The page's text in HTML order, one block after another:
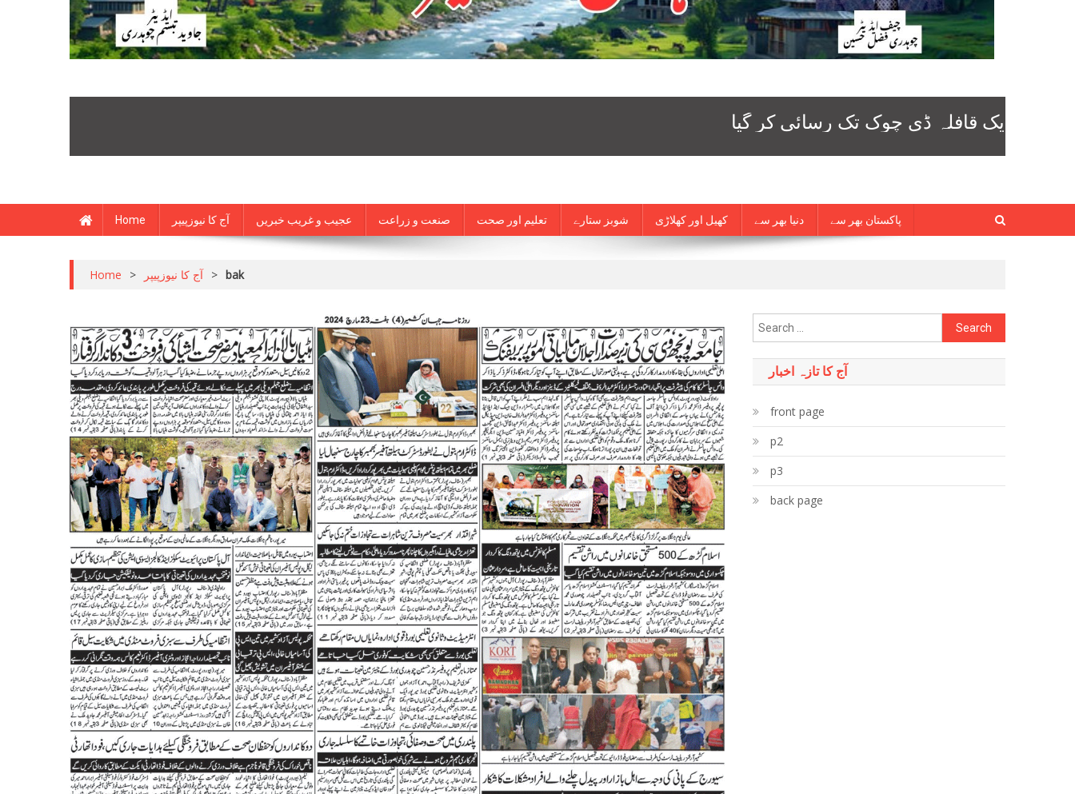
Home آج کا نیوزپیپر عجیب و غریب خبریں صنعت و زراعت تعلیم اور صحت شوبز ستارے کھیل اور کھلاڑی دنیا بھر سے پاکستان بھر سے
Home > آج کا نیوزپیپر > bak
Search
for:
آج کا تازہ اخبار
front page
p2
p3
back page